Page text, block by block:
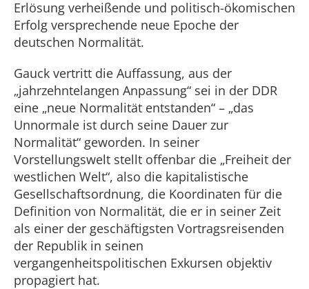
Erlösung verheißende und politisch-ökomischen
Erfolg versprechende neue Epoche der
deutschen Normalität.
Gauck vertritt die Auffassung, aus der
„jahrzehntelangen Anpassung“ sei in der DDR
eine „neue Normalität entstanden“ – „das
Unnormale ist durch seine Dauer zur
Normalität“ geworden. In seiner
Vorstellungswelt stellt offenbar die „Freiheit der
westlichen Welt“, also die kapitalistische
Gesellschaftsordnung, die Koordinaten für die
Definition von Normalität, die er in seiner Zeit
als einer der geschäftigsten Vortragsreisenden
der Republik in seinen
vergangenheitspolitischen Exkursen objektiv
propagiert hat.